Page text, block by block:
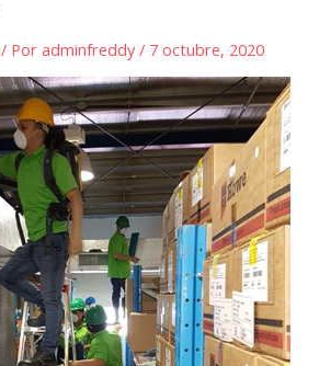
/ Poradminfreddy/ 7 octubre, 2020